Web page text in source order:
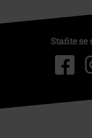
Staňte